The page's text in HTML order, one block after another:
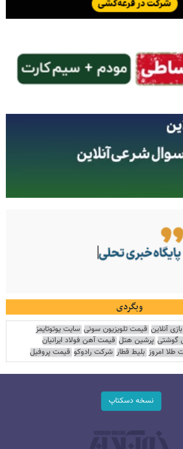
وبگردی
بازی آنلاین قیمت تلویزیون سونی سایت یوتوتایمز
گوشتی پرشین هتل قیمت آهن فولاد ایرانیان
طلا امروز بلیط قطار شرکت رادوکو قیمت پروفیل
نسخه دسکتاپ